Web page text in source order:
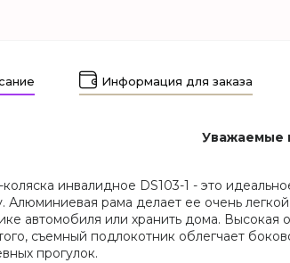
Информация для заказа
Уважаемые
коляска инвалидное DS103-1 - это
Алюминиевая рама делает ее очень
автомобиля или хранить дома.
съемный подлокотник облегчает
прогулок.